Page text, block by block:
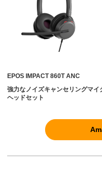
EPOS IMPACT 860T ANC
強力なノイズキャンセリングマ
ヘッドセット